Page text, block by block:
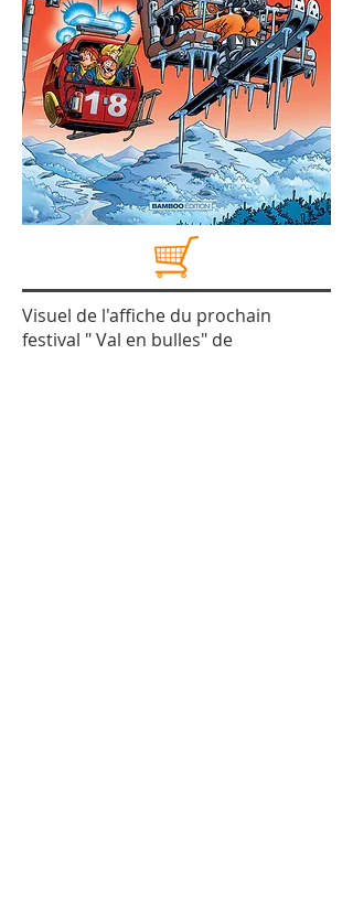
Visuel de l'affiche du prochain
festival " Val en bulles" de